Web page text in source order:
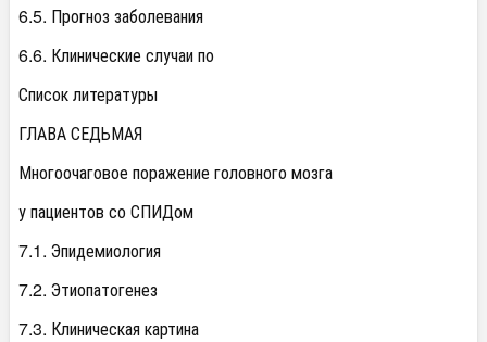
6.5. Прогноз заболевания
6.6. Клинические случаи по
Список литературы
ГЛАВА СЕДЬМАЯ
Многоочаговое поражение головного мозга
у пациентов со СПИДом
7.1. Эпидемиология
7.2. Этиопатогенез
7.3. Клиническая картина